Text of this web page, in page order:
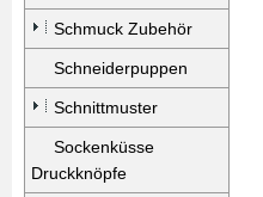
Schmuck Zubehör
Schneiderpuppen
Schnittmuster
Sockenküsse
Druckknöpfe